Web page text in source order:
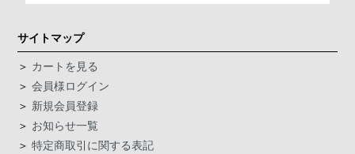
サイトマップ
＞ カートを見る
＞会員様ログイン
＞ 新規会員登録
＞ お知らせ一覧
＞特定商取引に関する表記